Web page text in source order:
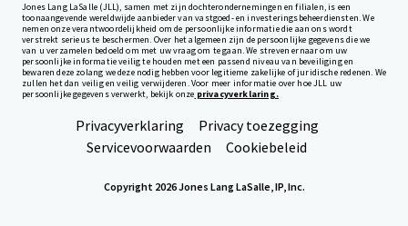
Jones Lang LaSalle (JLL), samen met zijn dochterondernemingen en filialen, is een
toonaangevende wereldwijde aanbieder van vastgoed- en investeringsbeheerdiensten. We
nemen onze verantwoordelijkheid om de persoonlijke informatie die aan ons wordt
verstrekt serieus te beschermen. Over het algemeen zijn de persoonlijke gegevens die we
van u verzamelen bedoeld om met uw vraag om te gaan. We streven ernaar om uw
persoonlijke informatie veilig te houden met een passend niveau van beveiliging en
bewaren deze zolang we deze nodig hebben voor legitieme zakelijke of juridische redenen. We
zullen het dan veilig en veilig verwijderen. Voor meer informatie over hoe JLL uw
persoonlijke gegevens verwerkt, bekijk onze privacyverklaring.
Privacyverklaring
Privacy toezegging
Servicevoorwaarden
Cookiebeleid
Copyright 2026 Jones Lang LaSalle, IP, Inc.